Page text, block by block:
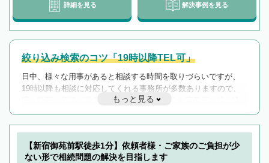
詳細を見る 解決事例を見る
絞り込み検索のコツ「19時以降TEL可」
日中、様々な用事があると相談する時間を取りづらいですが、
19時以降も相談に対応してくれる事務所が多数ありますので、
遅い時間の相談が増えそうな場合はそのような事務所に絞り込
んで検索してみましょう。
19時以降TEL可の条件
を加えて再検索
もっと見る
【新宿御苑前駅徒歩1分】依頼者様・ご家族のご負担が少
ない形で相続問題の解決を目指します